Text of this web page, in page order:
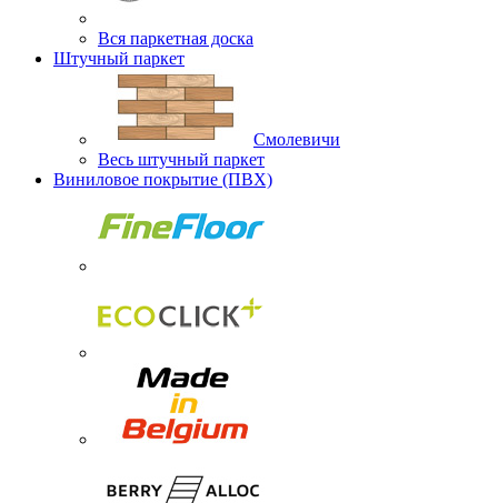
Вся паркетная доска
Штучный паркет
Смолевичи
Весь штучный паркет
Виниловое покрытие (ПВХ)